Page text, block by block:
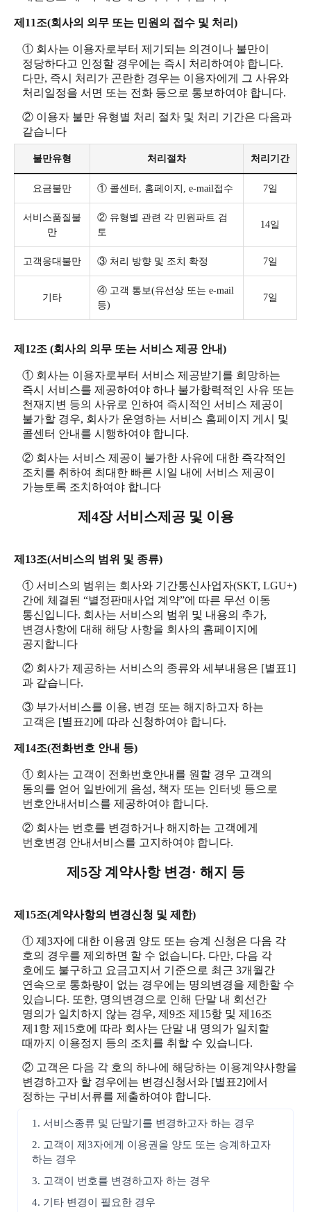
제11조(회사의 의무 또는 민원의 접수 및 처리)
① 회사는 이용자로부터 제기되는 의견이나 불만이
정당하다고 인정할 경우에는 즉시 처리하여야 합니다.
다만, 즉시 처리가 곤란한 경우는 이용자에게 그 사유와
처리일정을 서면 또는 전화 등으로 통보하여야 합니다.
② 이용자 불만 유형별 처리 절차 및 처리 기간은 다음과
같습니다
불만유형 처리절차 처리기간
요금불만 ① 콜센터, 홈페이지, e-mail접수 7일
서비스품질불
만
② 유형별 관련 각 민원파트 검
토
14일
고객응대불만 ③ 처리 방향 및 조치 확정 7일
기타
④ 고객 통보(유선상 또는 e-mail
등)
7일
제12조 (회사의 의무 또는 서비스 제공 안내)
① 회사는 이용자로부터 서비스 제공받기를 희망하는
즉시 서비스를 제공하여야 하나 불가항력적인 사유 또는
천재지변 등의 사유로 인하여 즉시적인 서비스 제공이
불가할 경우, 회사가 운영하는 서비스 홈페이지 게시 및
콜센터 안내를 시행하여야 합니다.
② 회사는 서비스 제공이 불가한 사유에 대한 즉각적인
조치를 취하여 최대한 빠른 시일 내에 서비스 제공이
가능토록 조치하여야 합니다
제4장 서비스제공 및 이용
제13조(서비스의 범위 및 종류)
① 서비스의 범위는 회사와 기간통신사업자(SKT, LGU+)
간에 체결된 “별정판매사업 계약”에 따른 무선 이동
통신입니다. 회사는 서비스의 범위 및 내용의 추가,
변경사항에 대해 해당 사항을 회사의 홈페이지에
공지합니다
② 회사가 제공하는 서비스의 종류와 세부내용은 [별표1]
과 같습니다.
③ 부가서비스를 이용, 변경 또는 해지하고자 하는
고객은 [별표2]에 따라 신청하여야 합니다.
제14조(전화번호 안내 등)
① 회사는 고객이 전화번호안내를 원할 경우 고객의
동의를 얻어 일반에게 음성, 책자 또는 인터넷 등으로
번호안내서비스를 제공하여야 합니다.
② 회사는 번호를 변경하거나 해지하는 고객에게
번호변경 안내서비스를 고지하여야 합니다.
제5장 계약사항 변경· 해지 등
제15조(계약사항의 변경신청 및 제한)
① 제3자에 대한 이용권 양도 또는 승계 신청은 다음 각
호의 경우를 제외하면 할 수 없습니다. 다만, 다음 각
호에도 불구하고 요금고지서 기준으로 최근 3개월간
연속으로 통화량이 없는 경우에는 명의변경을 제한할 수
있습니다. 또한, 명의변경으로 인해 단말 내 회선간
명의가 일치하지 않는 경우, 제9조 제15항 및 제16조
제1항 제15호에 따라 회사는 단말 내 명의가 일치할
때까지 이용정지 등의 조치를 취할 수 있습니다.
② 고객은 다음 각 호의 하나에 해당하는 이용계약사항을
변경하고자 할 경우에는 변경신청서와 [별표2]에서
정하는 구비서류를 제출하여야 합니다.
1. 서비스종류 및 단말기를 변경하고자 하는 경우
2. 고객이 제3자에게 이용권을 양도 또는 승계하고자
하는 경우
3. 고객이 번호를 변경하고자 하는 경우
4. 기타 변경이 필요한 경우